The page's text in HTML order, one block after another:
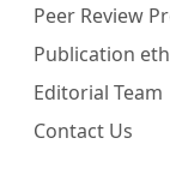
Peer Review
Publication
Editorial Team
Contact Us